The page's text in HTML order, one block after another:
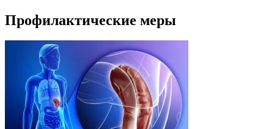
Профилактические меры